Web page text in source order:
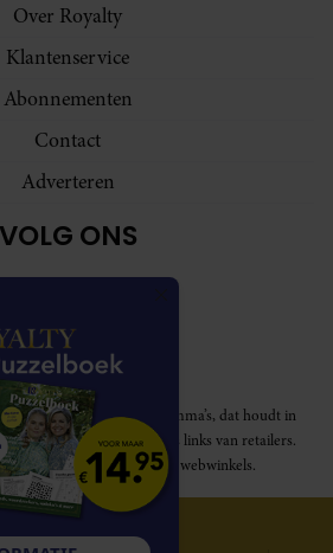
Over Royalty
Klantenservice
Abonnementen
Contact
Adverteren
VOLG ONS
affiliate marketing programma’s, dat houdt in
voor aankopen middels links van retailers.
door de genoemde webwinkels.